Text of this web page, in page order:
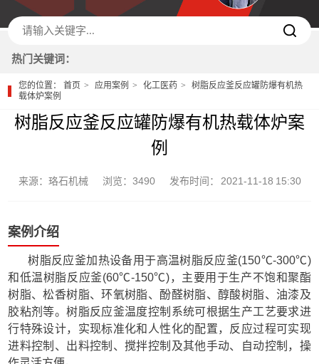
热门关键词：
您的位置：首页 应用案例 化工医药
树脂反应釜反应罐防爆有机热
载体炉案例
树脂反应釜反应罐防爆有机热载体炉案
例
来源：珞石机械 浏览：3490 发布时间： 2021-11-18 15:30
案例介绍
树脂反应釜加热设备用于高温树脂反应釜(150℃-300℃)
和低温树脂反应釜(60℃-150℃)，主要用于生产不饱和聚酯
树脂、松香树脂、环氧树脂、酚醛树脂、醇酸树脂、油漆及
胶粘剂等。树脂反应釜温度控制系统可根据生产工艺要求进
行特殊设计，实现标准化和人性化的配置，反应过程可实现
进料控制、出料控制、搅拌控制及其他手动、自动控制，操